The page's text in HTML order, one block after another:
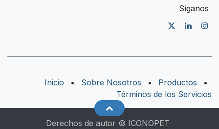
Síganos
Inicio • Sobre Nosotros • Productos
•
Términos de los Servicios
Derechos de autor © ICONOPET